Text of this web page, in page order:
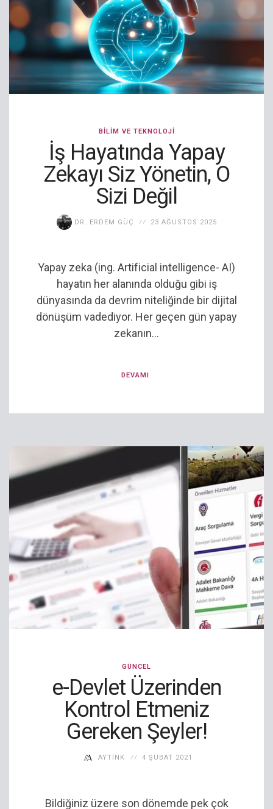
BILIM VE TEKNOLOJI
İş Hayatında Yapay
Zekayı Siz Yönetin, O
Sizi Değil
DR. ERDEM GÜÇ 23 AĞUSTOS 2025
Yapay zeka (ing. Artificial intelligence- AI)
hayatın her alanında olduğu gibi iş
dünyasında da devrim niteliğinde bir dijital
dönüşüm vadediyor. Her geçen gün yapay
zekanın...
DEVAMI
GÜNCEL
e-Devlet Üzerinden
Kontrol Etmeniz
Gereken Şeyler!
AYTINK 4 ŞUBAT 2021
Bildiğiniz üzere son dönemde pek çok